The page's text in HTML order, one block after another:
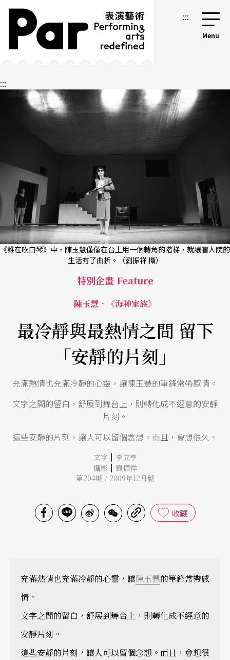
跳到主要內容區塊
網站導覽 :::
:::
《誰在吹口琴》中，陳玉慧僅僅在台上用一個轉角的階梯，就讓盲人院的
生活有了曲折。（劉振祥 攝）
特別企畫 Feature
陳玉慧．《海神家族》
最冷靜與最熱情之間 留下
「安靜的片刻」
充滿熱情也充滿冷靜的心靈，讓陳玉慧的筆鋒常帶感情。
文字之間的留白，舒展到舞台上，則轉化成不經意的安靜
片刻。
這些安靜的片刻，讓人可以留個念想。而且，會想很久。
文字 | 李立亨
攝影 | 劉振祥
第204期 / 2009年12月號
收藏
充滿熱情也充滿冷靜的心靈，讓陳玉慧的筆鋒常帶感
情。
文字之間的留白，舒展到舞台上，則轉化成不經意的
安靜片刻。
這些安靜的片刻，讓人可以留個念想。而且，會想很